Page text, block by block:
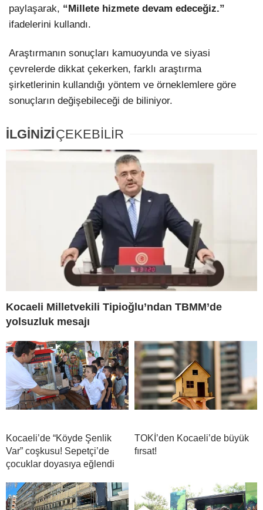
paylaşarak, “Millete hizmete devam edeceğiz.”
ifadelerini kullandı.
Araştırmanın sonuçları kamuoyunda ve siyasi
çevrelerde dikkat çekerken, farklı araştırma
şirketlerinin kullandığı yöntem ve örneklemlere göre
sonuçların değişebileceği de biliniyor.
İLGİNİZİÇEKEBİLİR
Kocaeli Milletvekili Tipioğlu’ndan TBMM’de
yolsuzluk mesajı
Kocaeli’de “Köyde Şenlik
Var” coşkusu! Sepetçi’de
çocuklar doyasıya eğlendi
TOKİ’den Kocaeli’de büyük
fırsat!